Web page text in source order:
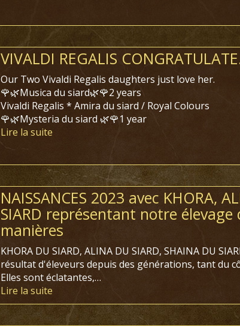
VIVALDI REGALIS
Our Two Vivaldi Regalis daughters just love her.
🌹🌿Musica du siard🌿🌹2 years
Vivaldi Regalis * Amira du siard / Royal Colours
🌹🌿Mysteria du siard 🌿🌹1 year
Lire la suite
NAISSANCES 2023 avec KHORA,
SIARD représentant notre élevage
manières
KHORA DU SIARD, ALINA DU SIARD, SHAINA DU
résultat d'éleveurs depuis des générations, tant du
Elles sont éclatantes,…
Lire la suite